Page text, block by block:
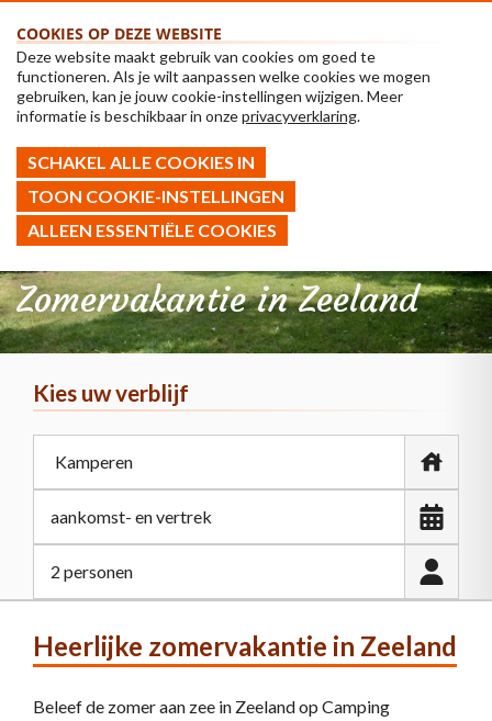
Zomervakantie in Zeeland
Kies uw verblijf
2 personen
Heerlijke zomervakantie in Zeeland
Beleef de zomer aan zee in Zeeland op Camping
COOKIES OP DEZE WEBSITE
Deze website maakt gebruik van cookies om goed te
functioneren. Als je wilt aanpassen welke cookies we mogen
gebruiken, kan je jouw cookie-instellingen wijzigen. Meer
informatie is beschikbaar in onzeprivacyverklaring.
SCHAKEL ALLE COOKIES IN
TOON COOKIE-INSTELLINGEN
ALLEEN ESSENTIËLE COOKIES